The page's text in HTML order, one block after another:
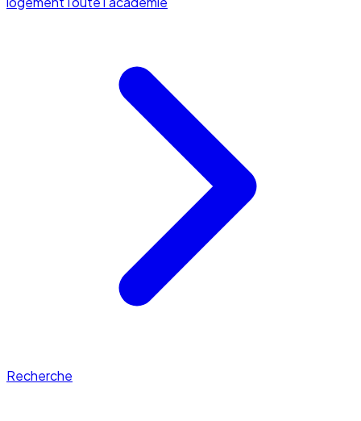
Recherche